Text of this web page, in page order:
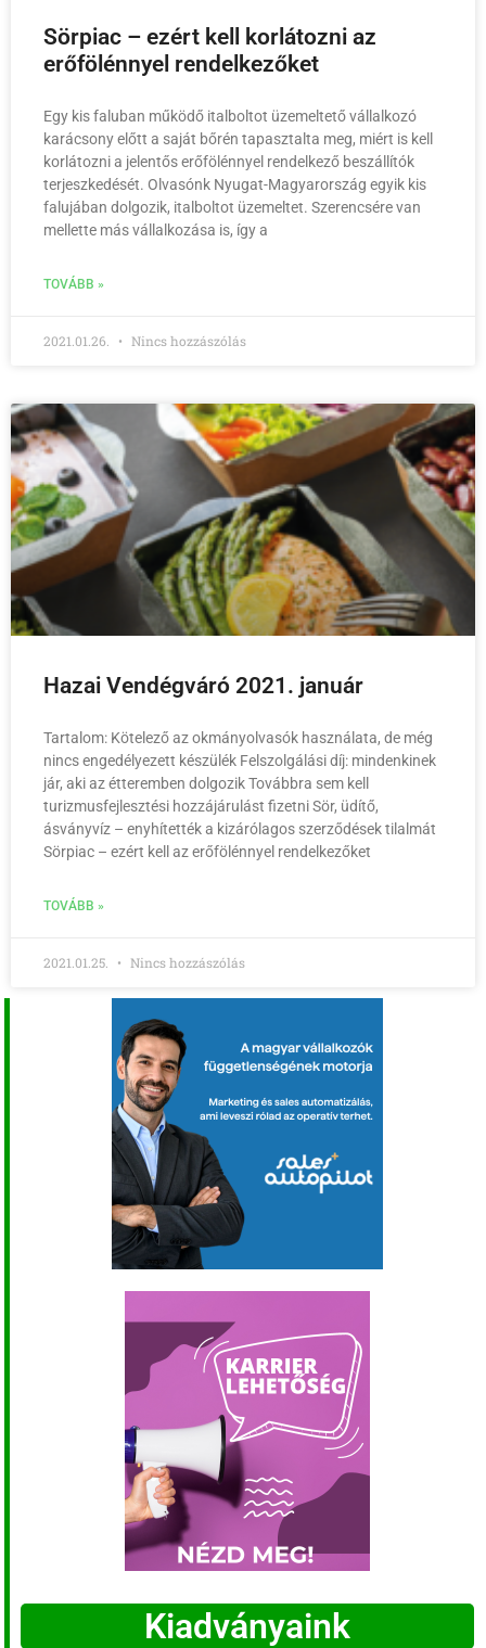
Sörpiac – ezért kell korlátozni az
erőfölénnyel rendelkezőket
Egy kis faluban működő italboltot üzemeltető vállalkozó
karácsony előtt a saját bőrén tapasztalta meg, miért is kell
korlátozni a jelentős erőfölénnyel rendelkező beszállítók
terjeszkedését. Olvasónk Nyugat-Magyarország egyik kis
falujában dolgozik, italboltot üzemeltet. Szerencsére van
mellette más vállalkozása is, így a
TOVÁBB »
2021.01.26. Nincs hozzászólás
Hazai Vendégváró 2021. január
Tartalom: Kötelező az okmányolvasók használata, de még
nincs engedélyezett készülék Felszolgálási díj: mindenkinek
jár, aki az étteremben dolgozik Továbbra sem kell
turizmusfejlesztési hozzájárulást fizetni Sör, üdítő,
ásványvíz – enyhítették a kizárólagos szerződések tilalmát
Sörpiac – ezért kell az erőfölénnyel rendelkezőket
TOVÁBB »
2021.01.25. Nincs hozzászólás
Kiadványaink